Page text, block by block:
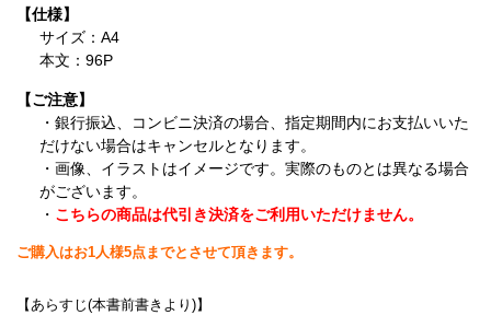
【仕様】
サイズ：A4
本文：96P
【ご注意】
・銀行振込、コンビニ決済の場合、指定期間内にお支払いいた
だけない場合はキャンセルとなります。
・画像、イラストはイメージです。実際のものとは異なる場合
がございます。
・ こちらの商品は代引き決済をご利用いただけません。
ご購入はお1人様5点までとさせて頂きます。
【あらすじ(本書前書きより)】